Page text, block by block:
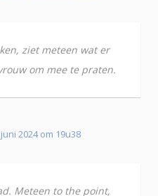
ziet meteen wat er
om mee te praten.
2024 om 19u38
Meteen to the point,